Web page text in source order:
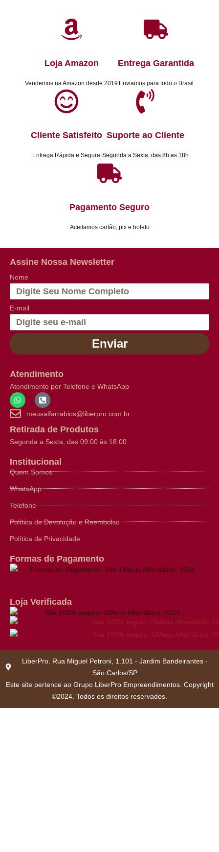
Loja Amazon
Vendemos na Amazon desde 2019
Entrega Garantida
Enviamos para todo o Brasil
Cliente Satisfeito
Entrega Rápida e Segura
Suporte ao Cliente
Segunda a Sexta, das 8h as 18h
Pagamento Seguro
Aceitamos cartão, pix e boleto
Assine Nossa Newsletter
Nome
E-mail
Enviar
Atendimento
Atendimento por Telefone e WhatsApp
meusalfarrabios@liberpro.com.br
Retirada de Produtos
Segunda a Sexta, das 09:00 às 18:00
Institucional
Quem Somos
WhatsApp
Telefone
Política de Devolução e Reembolso
Política de Privacidade
Formas de Pagamento
Loja Verificada
LiberPro. Rua Miguel Petroni, 1.101 - Jardim Bandeirantes -
São Carlos/SP
Este site pertence ao Grupo LiberPro Empreendimentos. Copyright
©2024. Todos os direitos reservados.